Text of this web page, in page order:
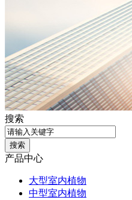
搜索
产品中心
大型室内植物
中型室内植物